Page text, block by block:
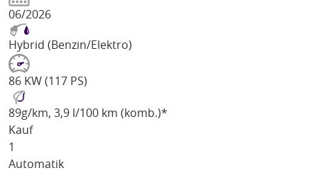
06/2026
Hybrid (Benzin/Elektro)
86 KW (117 PS)
89g/km, 3,9 l/100 km (komb.)*
Kauf
1
Automatik